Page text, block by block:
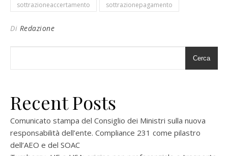
sottrazioneaccertamento
sottrazionepagamento
Di Redazione
Cerca
Recent Posts
Comunicato stampa del Consiglio dei Ministri sulla nuova
responsabilità dell’ente. Compliance 231 come pilastro
dell’AEO e del SOAC